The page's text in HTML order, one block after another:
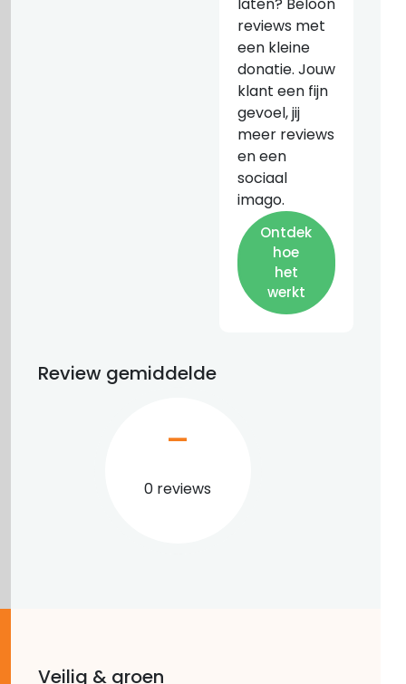
laten? Beloon
reviews met
een kleine
donatie. Jouw
klant een fijn
gevoel, jij
meer reviews
en een
sociaal
imago.
Ontdek
hoe
het
werkt
Review gemiddelde
0 reviews
–
Veilig & groen